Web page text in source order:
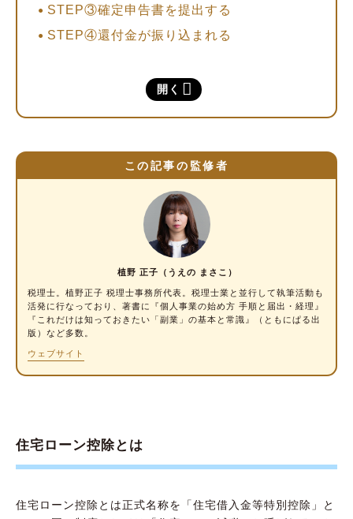
開く
STEP③確定申告書を提出する
STEP④還付金が振り込まれる
住宅ローン控除について覚えておきたい5つの
ポイント
②借換えにも住宅ローン控除を適用できる
③「ふるさと納税」と併用する場合は控除の
上限額に注意する
④条件を満たせば「すまい給付金」も利用で
⑤手続きを忘れてもあとから還付申告ができ
る
確定申告をして住宅ローン控除を受けよう
この記事の監修者
植野 正子（うえの まさこ）
税理士 。植野正子 税理士事務所代表。税理士業と並行して執筆活動も
活発に行なっており、著書に『個人事業の始め方 手順と届出・経理』
『これだけは知っておきたい「副業」の基本と常識』（ともにぱる出
版）など多数。
ウェブサイト
住宅ローン控除とは
住宅ローン控除とは正式名称を「住宅借入金等特別控除」と